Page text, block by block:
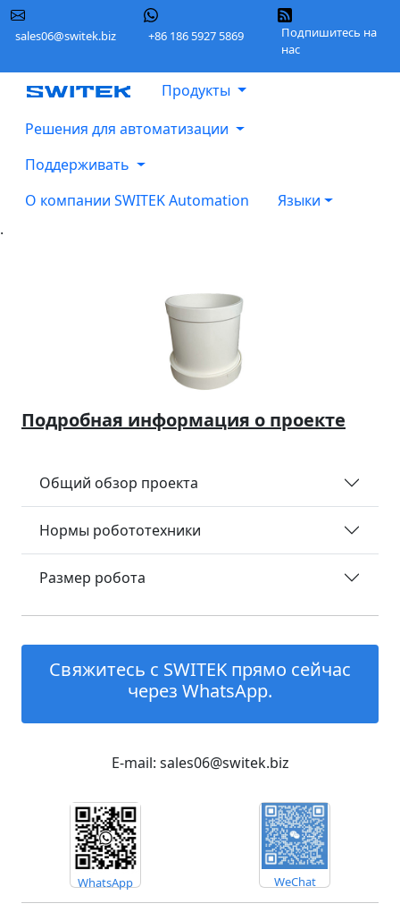
sales06@switek.biz +86 186 5927 5869
Подпишитесь на
нас
Продукты
Решения для автоматизации
Поддерживать
О компании SWITEK Automation
Языки
.
Подробная информация о проекте
Общий обзор проекта
Нормы робототехники
Размер робота
Свяжитесь с SWITEK прямо сейчас
через WhatsApp.
E-mail: sales06@switek.biz
WhatsApp WeChat